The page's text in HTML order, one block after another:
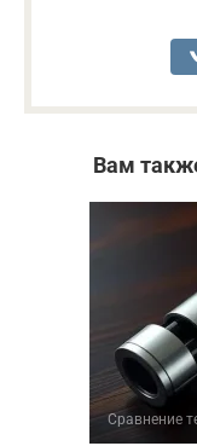
Вам
Сравнение